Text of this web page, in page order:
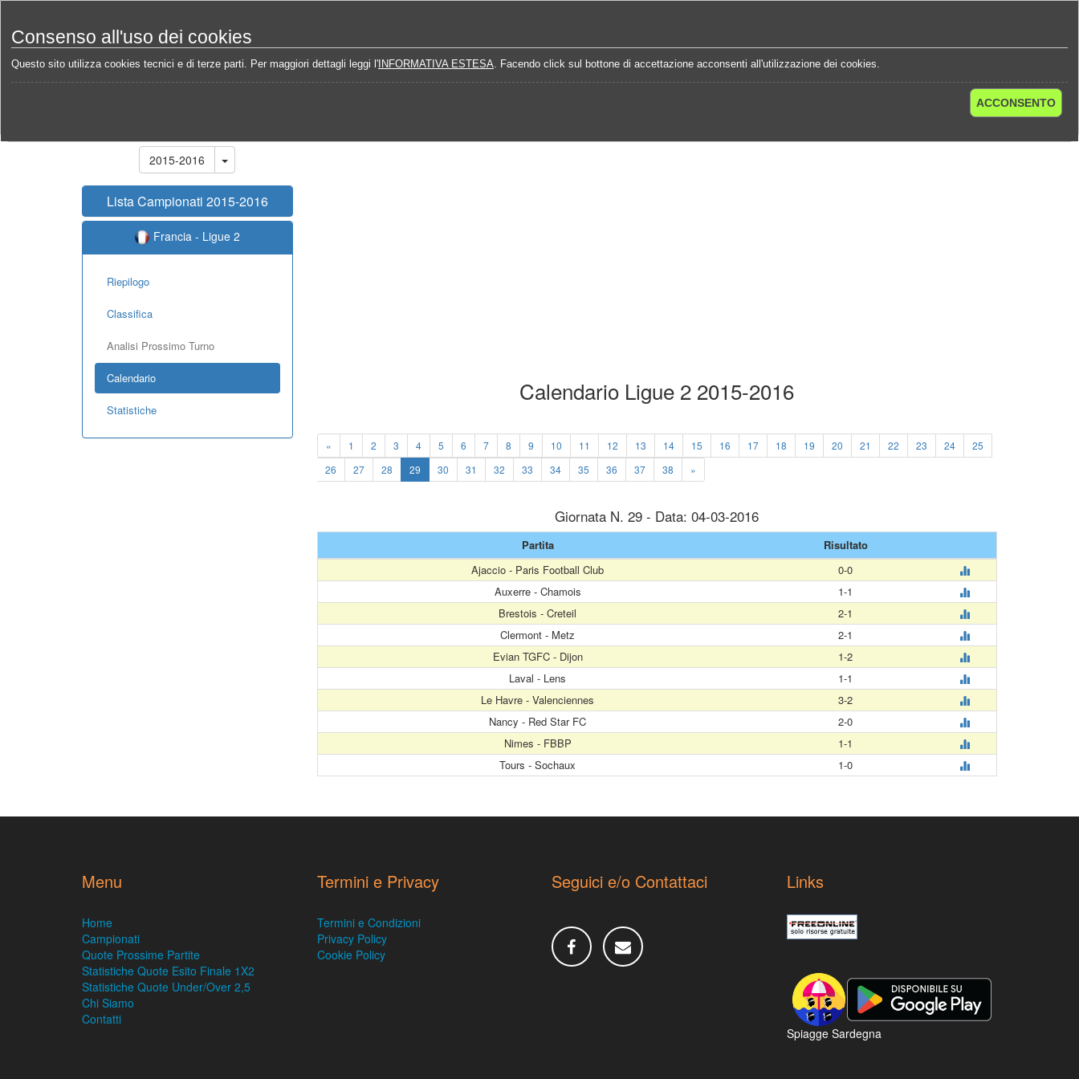
Consenso all'uso dei cookies
Questo sito utilizza cookies tecnici e di terze parti. Per maggiori dettagli leggi l' INFORMATIVA ESTESA. Facendo click sul bottone di accettazione acconsenti all'utilizzazione dei cookies.
ACCONSENTO
Home Campionati Francia - Ligue 2 2015-2016 Calendario
2015-2016
Lista Campionati 2015-2016
Francia - Ligue 2
Riepilogo
Classifica
Analisi Prossimo Turno
Calendario
Statistiche
Calendario Ligue 2 2015-2016
« 1 2 3 4 5 6 7 8 9 10 11 12 13 14 15 16 17 18 19 20 21 22 23 24
25
26
27 28 29 30 31 32 33 34 35 36 37 38 »
Giornata N. 29 - Data: 04-03-2016
Partita
Risultato
Ajaccio - Paris Football Club
0-0
Auxerre - Chamois
1-1
Brestois - Creteil
2-1
Clermont - Metz
2-1
Evian TGFC - Dijon
1-2
Laval - Lens
1-1
Le Havre - Valenciennes
3-2
Nancy - Red Star FC
2-0
Nimes - FBBP
1-1
Tours - Sochaux
1-0
Menu
Home
Campionati
Quote Prossime Partite
Statistiche Quote Esito Finale 1X2
Statistiche Quote Under/Over 2,5
Chi Siamo
Contatti
Termini e Privacy
Termini e Condizioni
Privacy Policy
Cookie Policy
Seguici e/o Contattaci Links
Spiagge Sardegna